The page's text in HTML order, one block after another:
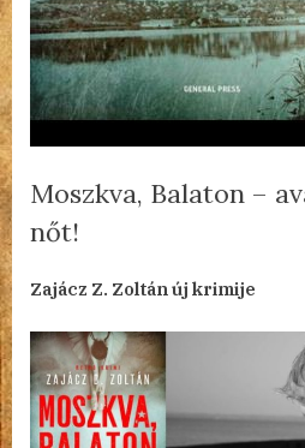
Moszkva, Balaton –
nőt!
on
Moszkva,
Balaton
Zajácz Z. Zoltán új krimije